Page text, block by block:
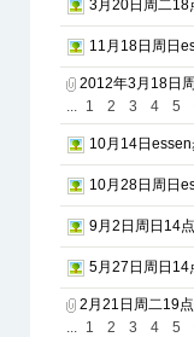
3月20日周二18
11月18日周日
2012年3月18日
... 1 2 3 4 5
10月14日
10月28日周日
9月2日周日14
5月27日周日14
2月21日周二19
... 1 2 3 4 5